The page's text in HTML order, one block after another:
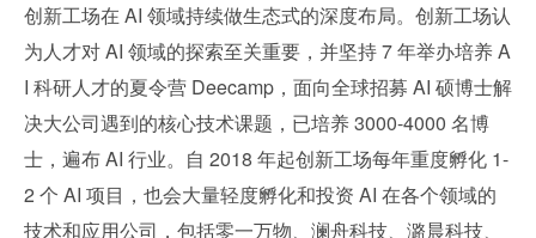
创新工场在 AI 领域持续做生态式的深度布局。创新工场认
为人才对 AI 领域的探索至关重要，并坚持 7 年举办培养 A
I 科研人才的夏令营 Deecamp，面向全球招募 AI 硕博士解
决大公司遇到的核心技术课题，已培养 3000-4000 名博
士，遍布 AI 行业。自 2018 年起创新工场每年重度孵化 1-
2 个 AI 项目，也会大量轻度孵化和投资 AI 在各个领域的
技术和应用公司，包括零一万物、澜舟科技、潞晨科技、